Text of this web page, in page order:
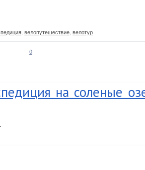
велопутешествие велотур
0
на соленые